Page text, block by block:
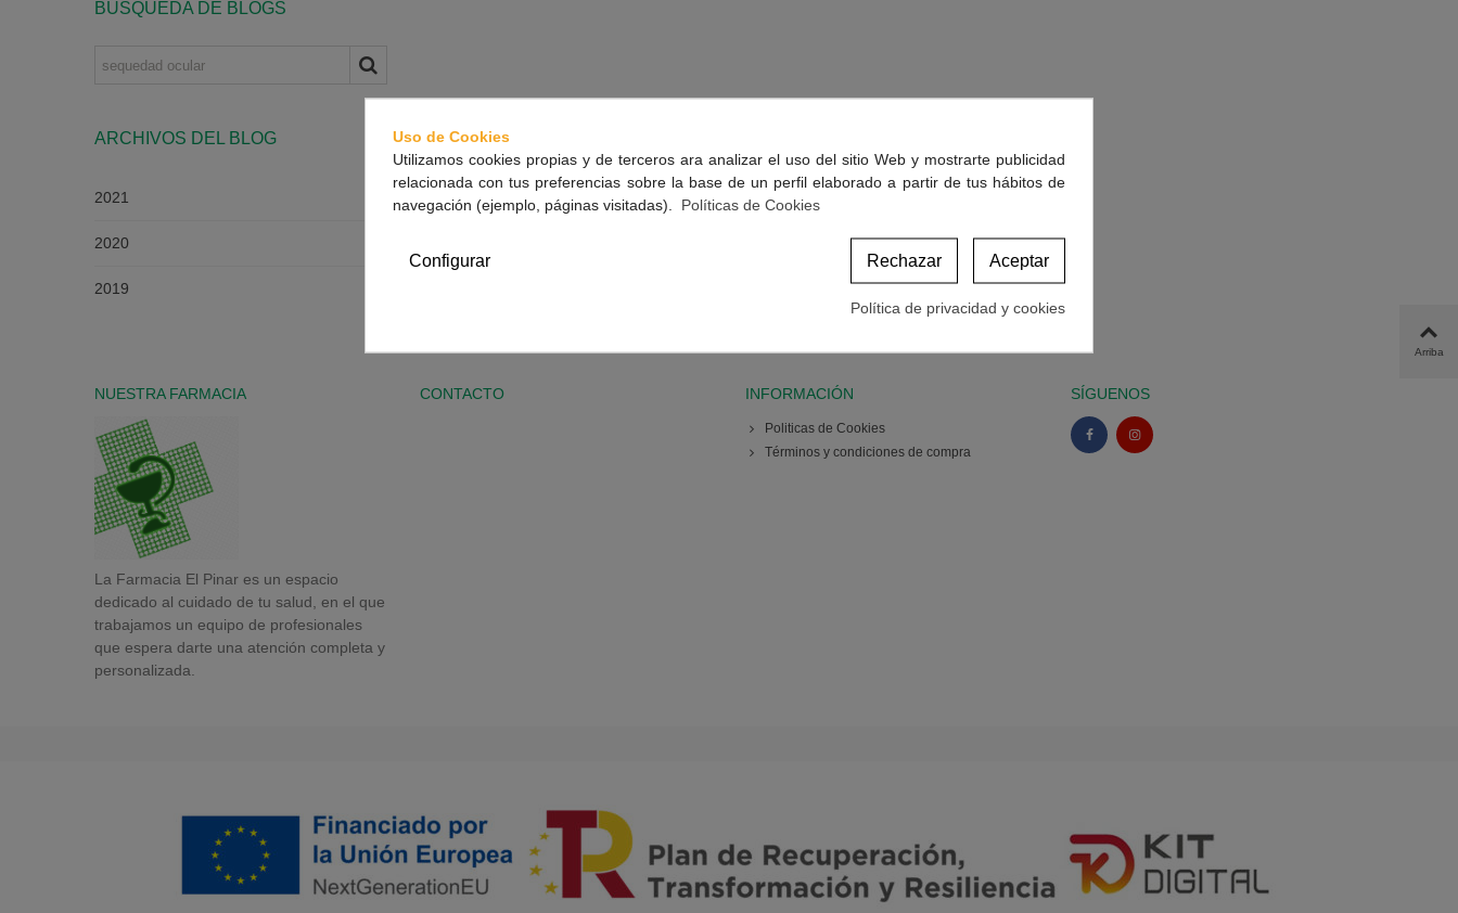
BÚSQUEDA DE BLOGS
ARCHIVOS DEL BLOG
2021
2020
2019
NUESTRA FARMACIA
La Farmacia El Pinar es un espacio
dedicado al cuidado de tu salud, en el que
trabajamos un equipo de profesionales
que espera darte una atención completa y
personalizada.
CONTACTO INFORMACIÓN
Politicas de Cookies
Términos y condiciones de compra
SÍGUENOS
Arriba
Uso de Cookies
Utilizamos cookies propias y de terceros ara analizar el uso del sitio Web y mostrarte publicidad
relacionada con tus preferencias sobre la base de un perfil elaborado a partir de tus hábitos de
navegación (ejemplo, páginas visitadas). Políticas de Cookies
Aceptar
Rechazar
Configurar
Política de privacidad y cookies